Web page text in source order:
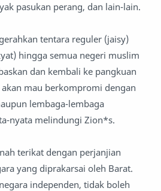
pasukan perang, dan lain-lain.
tentara reguler (jaisy)
hingga semua negeri muslim
dan kembali ke pangkuan
mau berkompromi dengan
lembaga-lembaga
nyata melindungi Zion*s.
terikat dengan perjanjian
yang diprakarsai oleh Barat.
independen, tidak boleh